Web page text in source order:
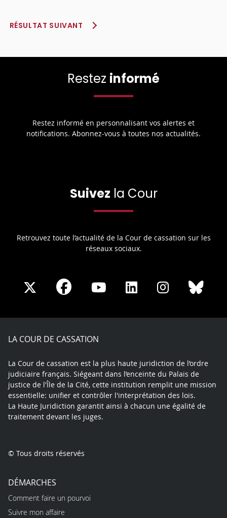
RÉSULTAT SUIVANT
Restez informé
Restez informé en personnalisant vos alertes et
notifications. Abonnez-vous à toutes nos actualités.
Suivez la Cour
Retrouvez toute l’actualité de la Cour de cassation sur les
réseaux sociaux.
Share
X
Share
Facebook
Share
Youtube
Share
LinkedIn
Share
Instagram
LA COUR DE CASSATION
La Cour de cassation est la plus haute juridiction de l’ordre
judiciaire français. Siégeant dans l’enceinte du Palais de
justice de l'Île de la Cité, cette institution remplit une mission
essentielle: unifier et contrôler l'interprétation des lois.
La Haute Juridiction garantit ainsi à chacun une égalité de
traitement devant les juges.
© Tous droits réservés
DÉMARCHES
Comment faire un pourvoi
Suivre mon affaire